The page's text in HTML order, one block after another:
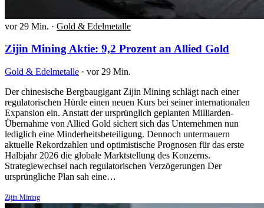
vor 29 Min. · Gold & Edelmetalle
Zijin Mining Aktie: 9,2 Prozent an Allied Gold
Gold & Edelmetalle · vor 29 Min.
Der chinesische Bergbaugigant Zijin Mining schlägt nach einer
regulatorischen Hürde einen neuen Kurs bei seiner internationalen
Expansion ein. Anstatt der ursprünglich geplanten Milliarden-
Übernahme von Allied Gold sichert sich das Unternehmen nun
lediglich eine Minderheitsbeteiligung. Dennoch untermauern
aktuelle Rekordzahlen und optimistische Prognosen für das erste
Halbjahr 2026 die globale Marktstellung des Konzerns.
Strategiewechsel nach regulatorischen Verzögerungen Der
ursprüngliche Plan sah eine…
Zijin Mining